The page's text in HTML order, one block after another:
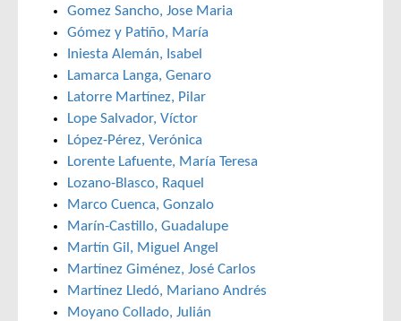
Gomez Sancho, Jose Maria
Gómez y Patiño, María
Iniesta Alemán, Isabel
Lamarca Langa, Genaro
Latorre Martínez, Pilar
Lope Salvador, Víctor
López-Pérez, Verónica
Lorente Lafuente, María Teresa
Lozano-Blasco, Raquel
Marco Cuenca, Gonzalo
Marín-Castillo, Guadalupe
Martín Gil, Miguel Angel
Martínez Giménez, José Carlos
Martínez Lledó, Mariano Andrés
Moyano Collado, Julián